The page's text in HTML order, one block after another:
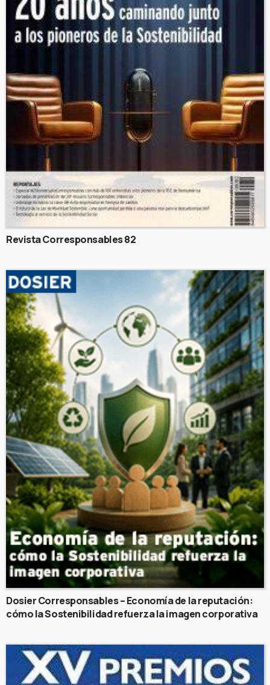
Revista Corresponsables 82
Dosier Corresponsables – Economía de la reputación:
cómo la Sostenibilidad refuerza la imagen corporativa